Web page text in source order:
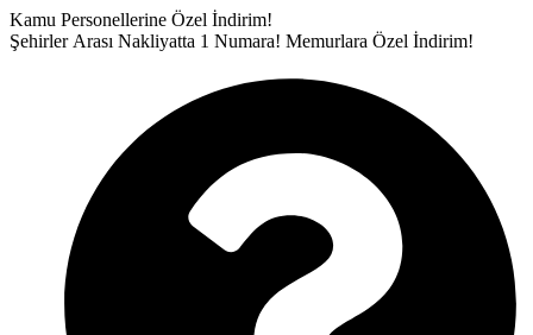
İçeriğe
atla
Kamu Personellerine Özel İndirim!
Şehirler Arası Nakliyatta 1 Numara! Memurlara Özel İndirim!